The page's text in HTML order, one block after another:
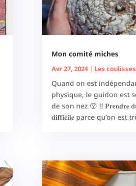
Mon comité miches
Avr 27, 2024| Les coulisses
Quand on est
physique, le guidon est
de son nez 😵 !! 𝐏𝐫𝐞𝐧𝐝𝐫𝐞 𝐝𝐮
𝐝𝐢𝐟𝐟𝐢𝐜𝐢𝐥𝐞 parce qu’on est